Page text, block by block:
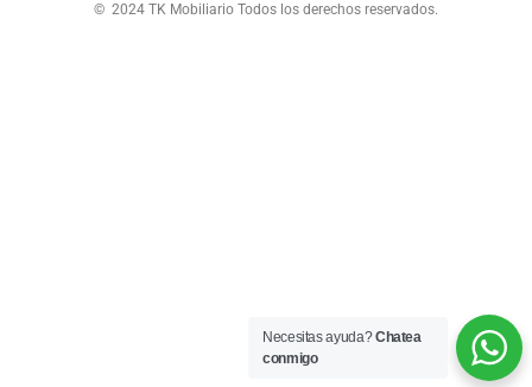
© 2024 TK Mobiliario Todos los derechos reservados.
Necesitas ayuda?Chatea
conmigo